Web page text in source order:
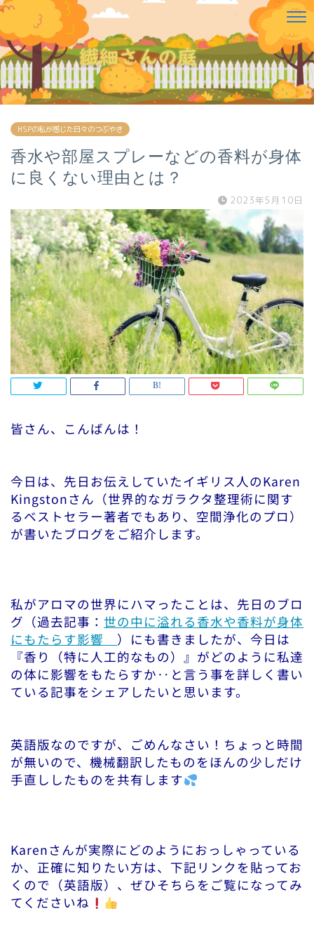
HSPの私が感じた日々のつぶやき
香水や部屋スプレーなどの香料が身体
に良くない理由とは？
2023年5月10日
皆さん、こんばんは！
今日は、先日お伝えしていたイギリス人のKaren
Kingstonさん（世界的なガラクタ整理術に関す
るベストセラー著者でもあり、空間浄化のプロ）
が書いたブログをご紹介します。
私がアロマの世界にハマったことは、先日のブロ
グ（過去記事： 世の中に溢れる香水や香料が身体
にもたらす影響 ）にも書きましたが、今日は
『香り（特に人工的なもの）』がどのように私達
の体に影響をもたらすか‥と言う事を詳しく書い
ている記事をシェアしたいと思います。
英語版なのですが、ごめんなさい！ちょっと時間
が無いので、機械翻訳したものをほんの少しだけ
手直ししたものを共有します
Karenさんが実際にどのようにおっしゃっている
か、正確に知りたい方は、下記リンクを貼ってお
くので（英語版）、ぜひそちらをご覧になってみ
てくださいね